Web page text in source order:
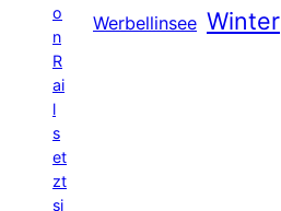
o
n
R
ai
l
s
et
zt
si
Werbellinsee Winter